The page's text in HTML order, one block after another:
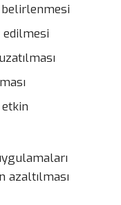
belirlenmesi
edilmesi
azaltılması